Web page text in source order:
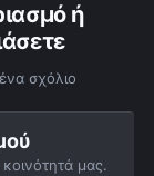
ή
σχόλιο
μας.